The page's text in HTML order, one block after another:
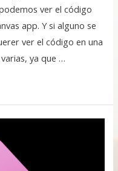
ver el código
app. Y si alguno se
ver el código en una
ya que …